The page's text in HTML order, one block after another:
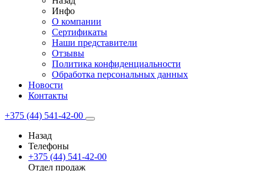
Инфо
О компании
Сертификаты
Наши представители
Отзывы
Политика конфиденциальности
Обработка персональных данных
Новости
Контакты
+375 (44) 541-42-00
Назад
Телефоны
+375 (44) 541-42-00
Отдел продаж